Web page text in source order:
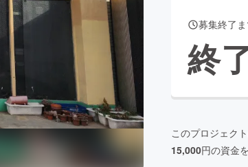
for Social Good
CAMPFIRE Creation
ふるさと納税
machi-ya コミュニティ
募集終了
終
このプロジェクト
15,000円の資金